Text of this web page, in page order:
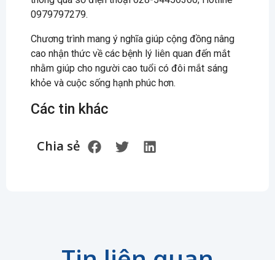
0979797279.
Chương trình mang ý nghĩa giúp cộng đồng nâng
cao nhận thức về các bệnh lý liên quan đến mắt
nhằm giúp cho người cao tuổi có đôi mắt sáng
khỏe và cuộc sống hạnh phúc hơn.
Các tin khác
Chia sẻ